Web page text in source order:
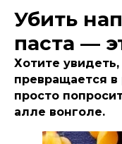
Убить
паста —
Хотите
превращается
просто
алле вонголе.